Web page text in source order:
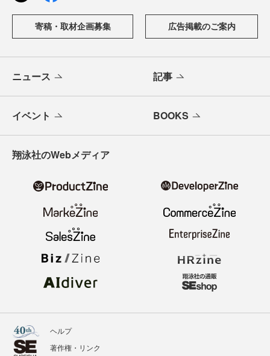
寄稿・取材企画募集 広告掲載のご案内
ニュース 記事
イベント BOOKS
翔泳社のWebメディア
ヘルプ
著作権・リンク